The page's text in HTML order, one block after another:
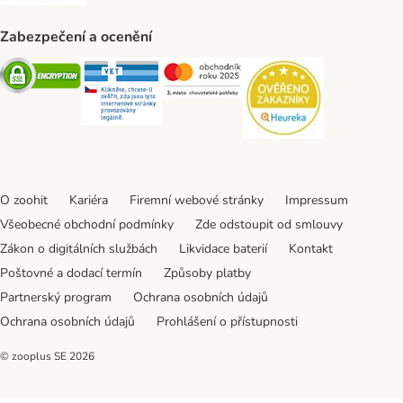
Zabezpečení a ocenění
Security Security Security
O zoohit Kariéra Firemní webové stránky
Impressum
Všeobecné obchodní podmínky
Zde odstoupit od smlouvy
Zákon o digitálních službách
Likvidace baterií
Kontakt
Poštovné a dodací termín
Způsoby platby
Partnerský program
Ochrana osobních údajů
Ochrana osobních údajů
Prohlášení o přístupnosti
© zooplus SE 2026